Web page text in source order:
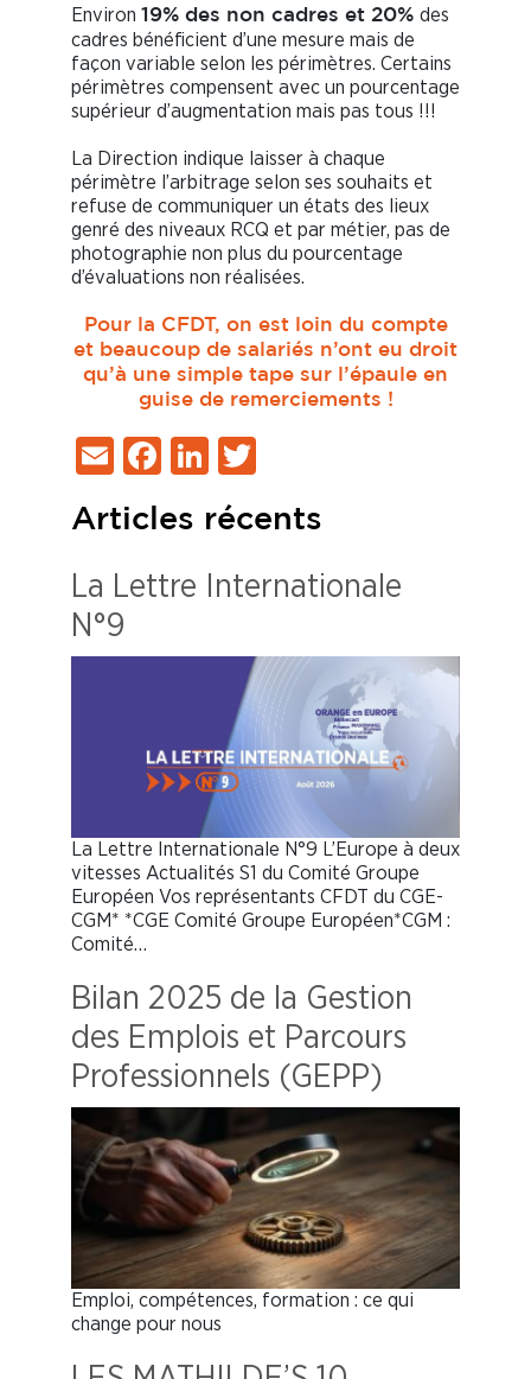
Environ 19% des non cadres et 20% des
cadres bénéficient d’une mesure mais de
façon variable selon les périmètres. Certains
périmètres compensent avec un pourcentage
supérieur d’augmentation mais pas tous !!!
La Direction indique laisser à chaque
périmètre l’arbitrage selon ses souhaits et
refuse de communiquer un états des lieux
genré des niveaux RCQ et par métier, pas de
photographie non plus du pourcentage
d’évaluations non réalisées.
Pour la CFDT, on est loin du compte
et beaucoup de salariés n’ont eu droit
qu’à une simple tape sur l’épaule en
guise de remerciements !
EmailFacebook
LinkedIn
Articles récents
La Lettre Internationale
N°9
La Lettre Internationale N°9 L’Europe à deux
vitesses Actualités S1 du Comité Groupe
Européen Vos représentants CFDT du CGE-
CGM* *CGE Comité Groupe Européen*CGM :
Comité…
Bilan 2025 de la Gestion
des Emplois et Parcours
Professionnels (GEPP)
Emploi, compétences, formation : ce qui
change pour nous